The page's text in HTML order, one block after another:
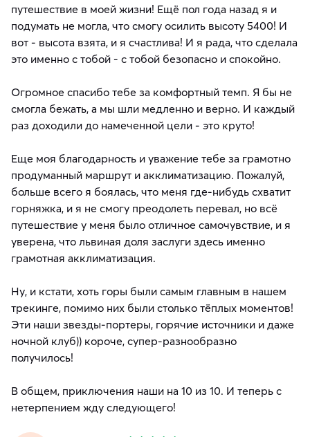
путешествие в моей жизни! Ещё пол года назад я и
подумать не могла, что смогу осилить высоту 5400! И
вот - высота взята, и я счастлива! И я рада, что сделала
это именно с тобой - с тобой безопасно и спокойно.
Огромное спасибо тебе за комфортный темп. Я бы не
смогла бежать, а мы шли медленно и верно. И каждый
раз доходили до намеченной цели - это круто!
Еще моя благодарность и уважение тебе за грамотно
продуманный маршрут и акклиматизацию. Пожалуй,
больше всего я боялась, что меня где-нибудь схватит
горняжка, и я не смогу преодолеть перевал, но всё
путешествие у меня было отличное самочувствие, и я
уверена, что львиная доля заслуги здесь именно
грамотная акклиматизация.
Ну, и кстати, хоть горы были самым главным в нашем
трекинге, помимо них были столько тёплых моментов!
Эти наши звезды-портеры, горячие источники и даже
ночной клуб)) короче, супер-разнообразно
получилось!
В общем, приключения наши на 10 из 10. И теперь с